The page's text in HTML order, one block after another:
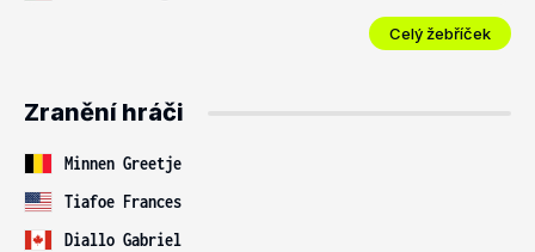
Celý žebříček
Zranění hráči
Minnen Greetje
Tiafoe Frances
Diallo Gabriel